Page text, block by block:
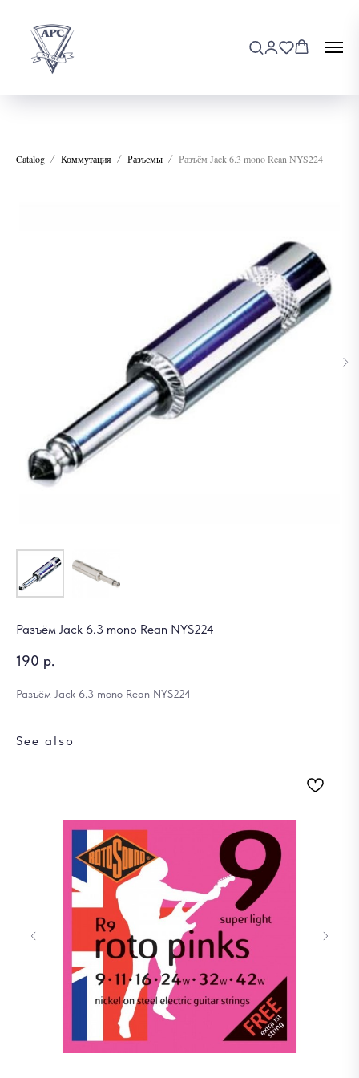
Catalog Коммутация Разъемы Разъём Jack 6.3 mono Rean NYS224
Разъём Jack 6.3 mono Rean NYS224
190 р.
Разъём Jack 6.3 mono Rean NYS224
See also